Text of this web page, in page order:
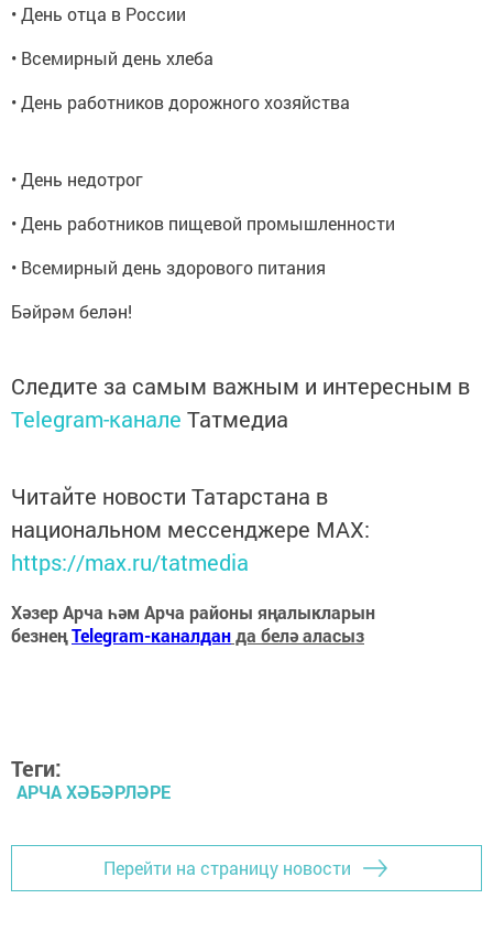
• День отца в России
• Всемирный день хлеба
• День работников дорожного хозяйства
• День недотрог
• День работников пищевой промышленности
• Всемирный день здорового питания
Бәйрәм белән!
Следите за самым важным и интересным в
Telegram-канале Татмедиа
Читайте новости Татарстана в
национальном мессенджере MАХ:
https://max.ru/tatmedia
Хәзер Арча һәм Арча районы яңалыкларын
безнеңTelegram-каналданда белә аласыз
Теги:
АРЧА ХӘБӘРЛӘРЕ
Перейти на страницу новости